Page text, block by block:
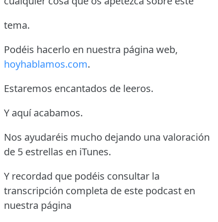
tema.
Podéis hacerlo en nuestra página web,
hoyhablamos.com.
Estaremos encantados de leeros.
Y aquí acabamos.
Nos ayudaréis mucho dejando una valoración
de 5 estrellas en iTunes.
Y recordad que podéis consultar la
transcripción completa de este podcast en
nuestra página